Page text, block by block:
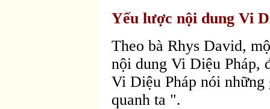
Yếu lược nội dung Vi
Theo bà Rhys David,
nội dung Vi Diệu Pháp,
Vi Diệu Pháp nói
quanh ta ".